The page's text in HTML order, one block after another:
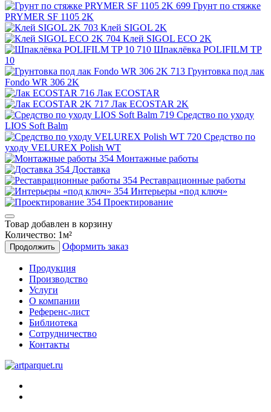
Грунт по стяжке
PRYMER SF 1105 2K
Клей SIGOL 2K
Клей SIGOL ECO 2K
Шпаклёвка POLIFILM TP
10
Грунтовка под лак
Fondo WR 306 2K
Лак ECOSTAR
Лак ECOSTAR 2K
Средство по уходу
LIOS Soft Balm
Средство по
уходу VELUREX Polish WT
Монтажные работы
Доставка
Реставрационные работы
Интерьеры «под ключ»
Проектирование
Товар добавлен в корзину
Количество: 1м²
Продолжить Оформить заказ
Продукция
Производство
Услуги
О компании
Референс-лист
Библиотека
Сотрудничество
Контакты